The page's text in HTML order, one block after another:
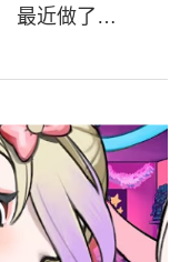
最近做了…